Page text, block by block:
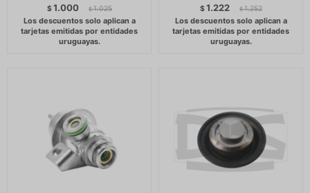
$1.000 $ 1.025 $1.222 $ 1.252